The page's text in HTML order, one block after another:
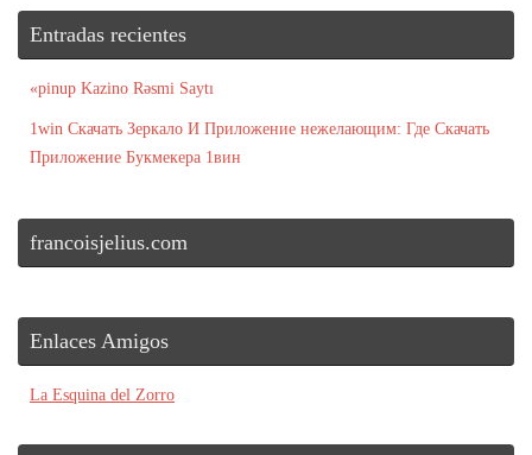
Entradas recientes
«pinup Kazino Rəsmi Saytı
1win Скачать Зеркало И Приложение нежелающим: Где Скачать
Приложение Букмекера 1вин
francoisjelius.com
Enlaces Amigos
La Esquina del Zorro